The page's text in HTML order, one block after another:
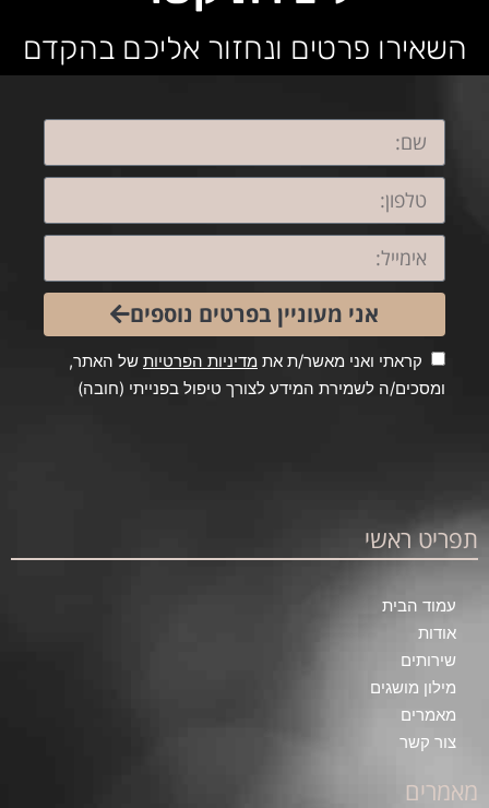
השאירו פרטים ונחזור אליכם בהקדם
אני מעוניין בפרטים נוספים
קראתי ואני מאשר/ת את מדיניות הפרטיות של האתר,
ומסכים/ה לשמירת המידע לצורך טיפול בפנייתי (חובה)
תפריט ראשי
עמוד הבית
אודות
שירותים
מילון מושגים
מאמרים
צור קשר
מאמרים